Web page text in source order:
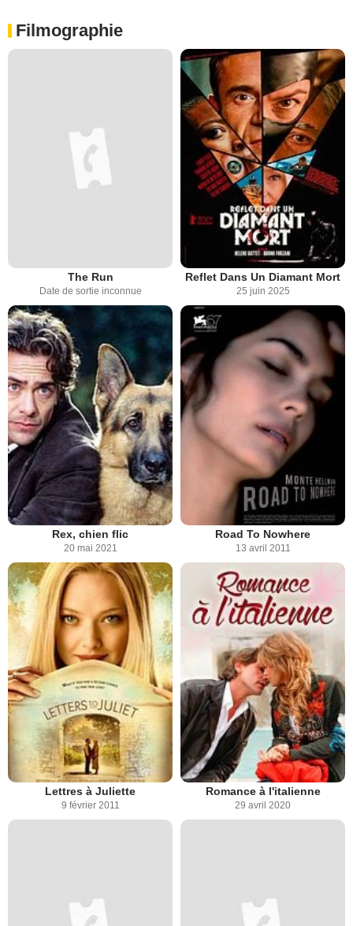
Filmographie
The Run
Date de sortie inconnue
Reflet Dans Un Diamant Mort
25 juin 2025
Rex, chien flic
20 mai 2021
Road To Nowhere
13 avril 2011
Lettres à Juliette
9 février 2011
Romance à l'italienne
29 avril 2020